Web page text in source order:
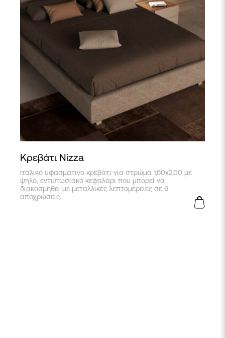
Κρεβάτι Nizza
Ιταλικό υφασμάτινο κρεβάτι για στρώμα 1,60x2,00 με
ψηλό, εντυπωσιακό κεφαλάρι που μπορεί να
διακοσμηθεί με μεταλλικές λεπτομέρειες σε 6
αποχρώσεις.